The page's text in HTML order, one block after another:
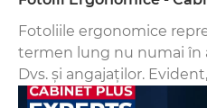
Fotoliile ergonomice
termen lung nu numai în
Dvs. și angajaților.
calitate este mai scump,